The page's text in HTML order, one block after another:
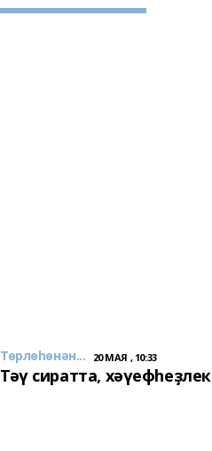
Төрлөһөнән... 20 МАЯ , 10:33
Тәү сиратта, хәүефһеҙлек